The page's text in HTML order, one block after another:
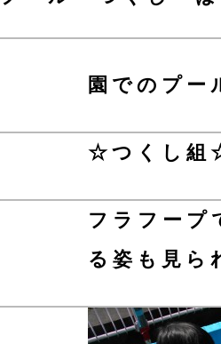
園でのプ
☆つくし組
フラフープ
る姿も見ら